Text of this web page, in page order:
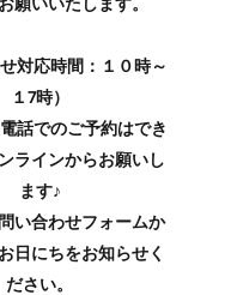
対応時間：１０時～
１7時）
話でのご予約はでき
ラインからお願いし
ます♪
い合わせフォームか
日にちをお知らせく
ださい。